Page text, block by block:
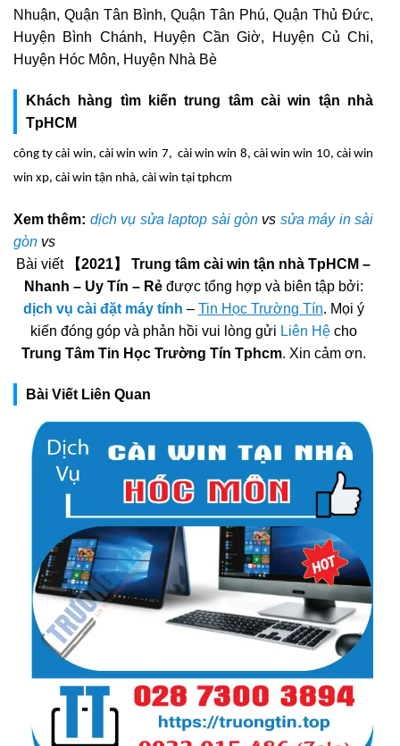
Nhuận, Quận Tân Bình, Quận Tân Phú, Quận Thủ Đức,
Huyện Bình Chánh, Huyện Cần Giờ, Huyện Củ Chi,
Huyện Hóc Môn, Huyện Nhà Bè
Khách hàng tìm kiến trung tâm cài win tận nhà
TpHCM
công ty cài win, cài win win 7, cài win win 8, cài win win 10, cài win
win xp, cài win tận nhà, cài win tại tphcm
Xem thêm: dịch vụ sửa laptop sài gònvs sửa máy in sài
gòn vs
Bài viết
【2021】 Trung tâm cài win tận nhà TpHCM –
Nhanh – Uy Tín – Rẻđược tổng hợp và biên tập bởi:
dịch vụ cài đặt máy tính – Tin Học Trường Tín. Mọi ý
kiến đóng góp và phản hồi vui lòng gửi Liên Hệcho
Trung Tâm Tin Học Trường Tín Tphcm. Xin cảm ơn.
Bài Viết Liên Quan